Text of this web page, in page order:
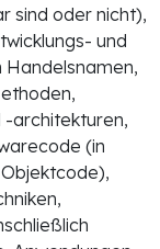
sind oder nicht),
und
Handelsnamen,
-architekturen,
(in